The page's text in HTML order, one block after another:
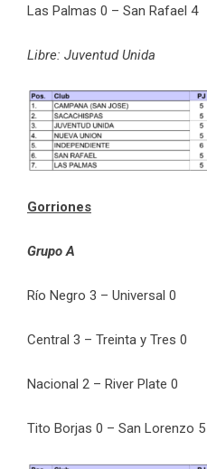
Las Palmas 0 – San Rafael 4
Libre: Juventud Unida
Gorriones
Grupo A
Río Negro 3 – Universal 0
Central 3 – Treinta y Tres 0
Nacional 2 – River Plate 0
Tito Borjas 0 – San Lorenzo 5